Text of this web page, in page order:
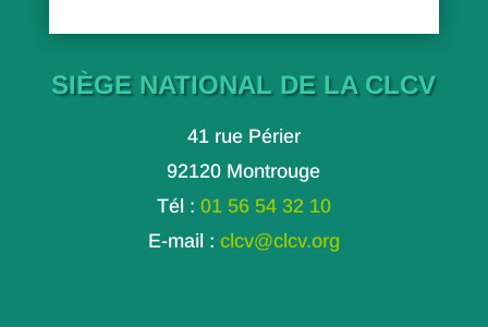
SIÈGE NATIONAL DE LA CLCV
41 rue Périer
92120 Montrouge
Tél : 01 56 54 32 10
E-mail : clcv@clcv.org